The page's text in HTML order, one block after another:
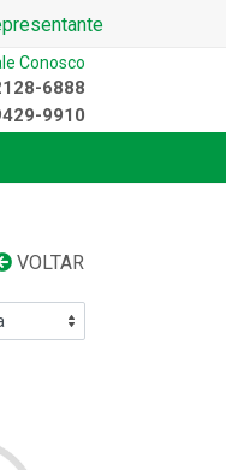
Conosco
6888
9910
VOLTAR